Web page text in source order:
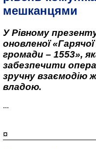
мешканцями
У Рівному
оновленої «Гарячої
громади – 1553»,
забезпечити
зручну взаємодію
владою.
...
¤